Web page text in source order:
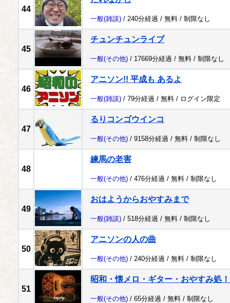
44
一般(雑談) / 240分経過 / 無料 / 制限なし
45
チュンチュンライブ
一般(その他) / 17669分経過 / 無料 / 制限なし
46
アニソン!! 平成も あるよ
一般(雑談) / 79分経過 / 無料 / ログイン限定
47
るりコンゴウインコ
一般(その他) / 9158分経過 / 無料 / 制限なし
48
練馬の老害
一般(その他) / 476分経過 / 無料 / 制限なし
49
おはようからおやすみまで
一般(雑談) / 518分経過 / 無料 / 制限なし
50
アニソンの人の曲
一般(その他) / 240分経過 / 無料 / 制限なし
51
昭和・懐メロ・ギター・おやすみ処！
一般(その他) / 65分経過 / 無料 / 制限なし